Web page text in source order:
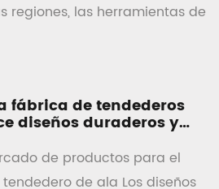
regiones, las herramientas de
fábrica de tendederos
diseños duraderos y
de productos para el
de ala Los diseños